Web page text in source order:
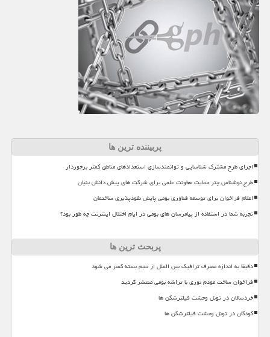
پربیننده ترین ها
اجرای طرح مشترک شناسایی و توانمندسازی استعدادهای مناطق کمتر برخوردار
طرح نوشناس چتر حمایت معاونت علمی برای شرکت های پیش دانش بنیان
اعلام فراخوان برای توسعه فناوری بومی پایش نفوذپذیری ساختمان
تجربه شما در استفاده از پیامرسان های بومی در ایام اختلال اینترنت چه طور بود؟
پربحث ترین ها
دقیقا به اندازه مصرف ترافیک بین الملل از حجم بسته کسر می شود
فراخوان ساخت مودم نوری با تراشه بومی منتشر گردید
خردسالان در تونل وحشت فیلترشکن ها
کودکان در تونل وحشت فیلترشکن ها